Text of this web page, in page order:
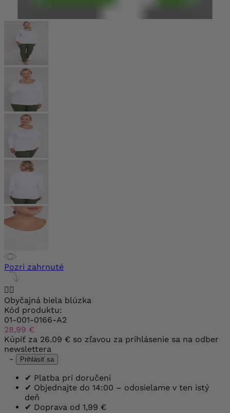
Pozri zahrnuté
 
Obyčajná biela blúzka
Kód produktu:
01-001-0166-A2
28,99 €
Kúpiť za 26.09 € so zľavou za prihlásenie sa na odber
newslettera
-
Prihlásiť sa
✔ Platba pri doručení
✔ Objednajte do 14:00 – odosielame v ten istý
deň
✔ Doprava od 1,99 €